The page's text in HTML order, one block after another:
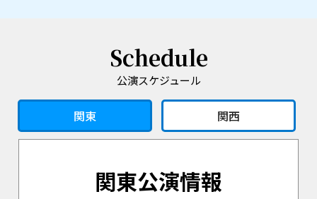
Schedule
公演スケジュール
関東 関西
関東公演情報